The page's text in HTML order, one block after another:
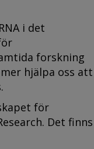
i det
forskning
hjälpa oss att
för
Det finns